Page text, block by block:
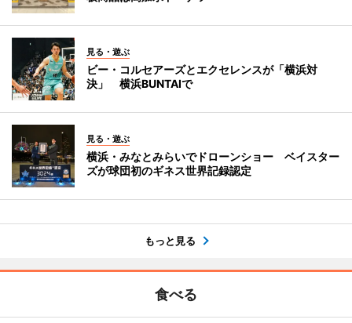
見る・遊ぶ
ビー・コルセアーズとエクセレンスが「横浜対
決」 横浜BUNTAIで
見る・遊ぶ
横浜・みなとみらいでドローンショー ベイスター
ズが球団初のギネス世界記録認定
もっと見る
食べる